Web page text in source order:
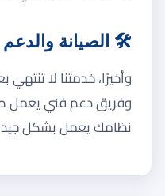
🛠️ الصيانة والدعم
وأخيرًا، خدمتنا لا
وفريق دعم فني يعمل
نظامك يعمل بشكل جيد